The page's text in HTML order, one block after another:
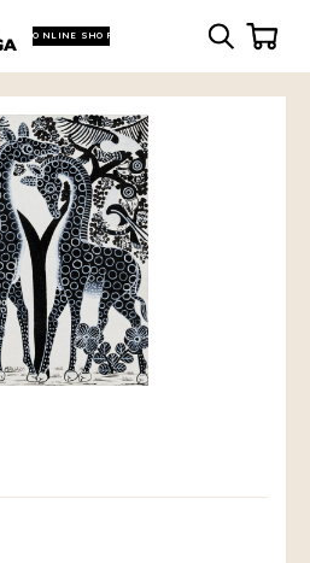
ONLINE SHOP